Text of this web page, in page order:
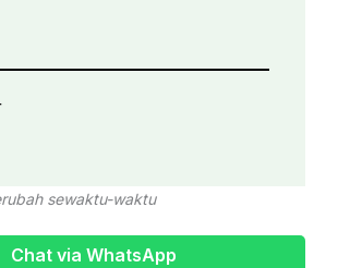
sewaktu-waktu
Chat via WhatsApp